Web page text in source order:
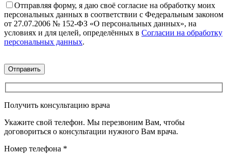
Отправляя форму, я даю своё согласие на обработку моих
персональных данных в соответствии с Федеральным законом
от 27.07.2006 № 152-ФЗ «О персональных данных», на
условиях и для целей, определённых в Согласии на обработку
персональных данных.
Получить консультацию врача
Укажите свой телефон. Мы перезвоним Вам, чтобы
договориться о консультации нужного Вам врача.
Номер телефона *